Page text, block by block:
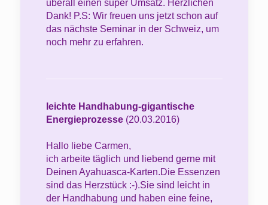
überall einen super Umsatz. Herzlichen
Dank! P.S: Wir freuen uns jetzt schon auf
das nächste Seminar in der Schweiz, um
noch mehr zu erfahren.
leichte Handhabung-gigantische
Energieprozesse (20.03.2016)
Hallo liebe Carmen,
ich arbeite täglich und liebend gerne mit
Deinen Ayahuasca-Karten.Die Essenzen
sind das Herzstück :-).Sie sind leicht in
der Handhabung und haben eine feine,